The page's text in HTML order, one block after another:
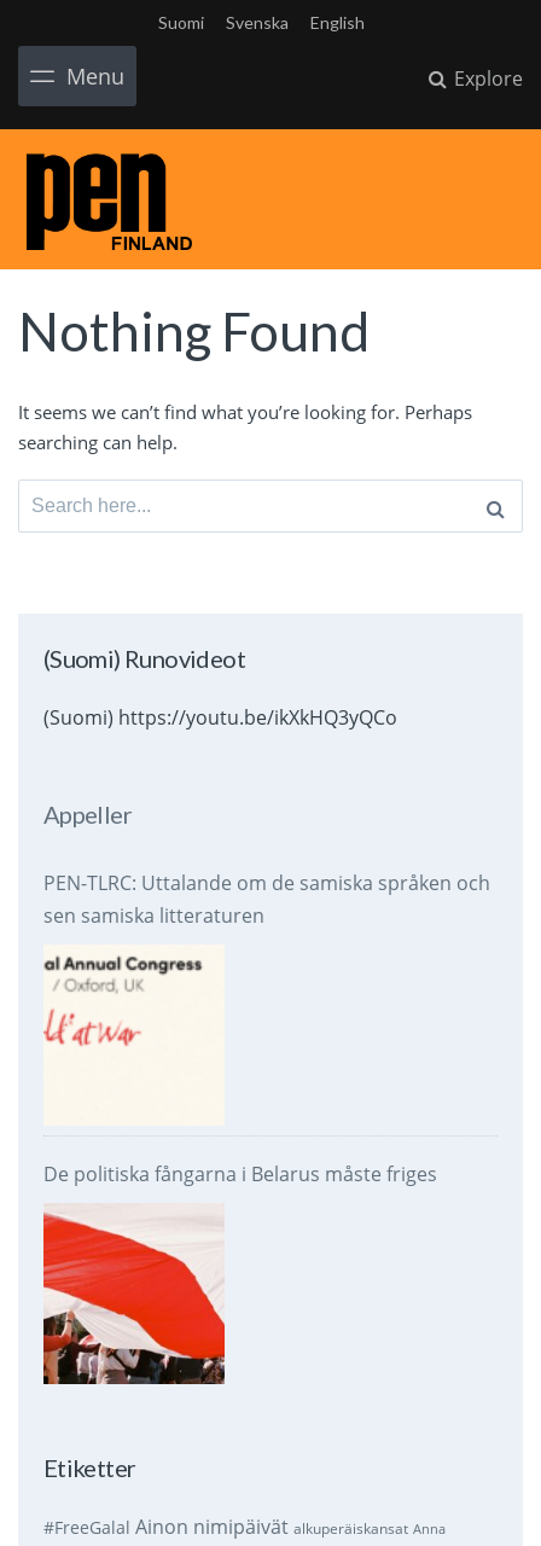
Suomi Svenska English
Menu Explore
Nothing Found
It seems we can’t find what you’re looking for. Perhaps
searching can help.
Search for:
(Suomi) Runovideot
(Suomi) https://youtu.be/ikXkHQ3yQCo
Appeller
PEN-TLRC: Uttalande om de samiska språken och
sen samiska litteraturen
De politiska fångarna i Belarus måste friges
Etiketter
#FreeGalal Ainon nimipäivät alkuperäiskansat Anna